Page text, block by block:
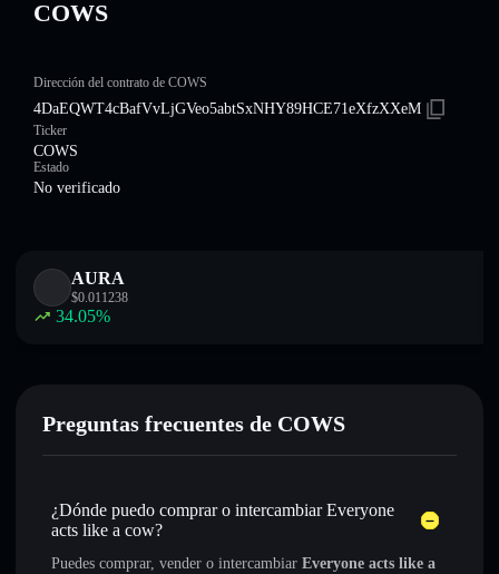
COWS
Dirección del contrato de COWS
4DaEQWT4cBafVvLjGVeo5abtSxNHY89HCE71eXfzXXeM
Ticker
COWS
Estado
No verificado
AURA
$0.011238
34.05%
Preguntas frecuentes de COWS
¿Dónde puedo comprar o intercambiar Everyone
acts like a cow?
Puedes comprar, vender o intercambiar Everyone acts like a